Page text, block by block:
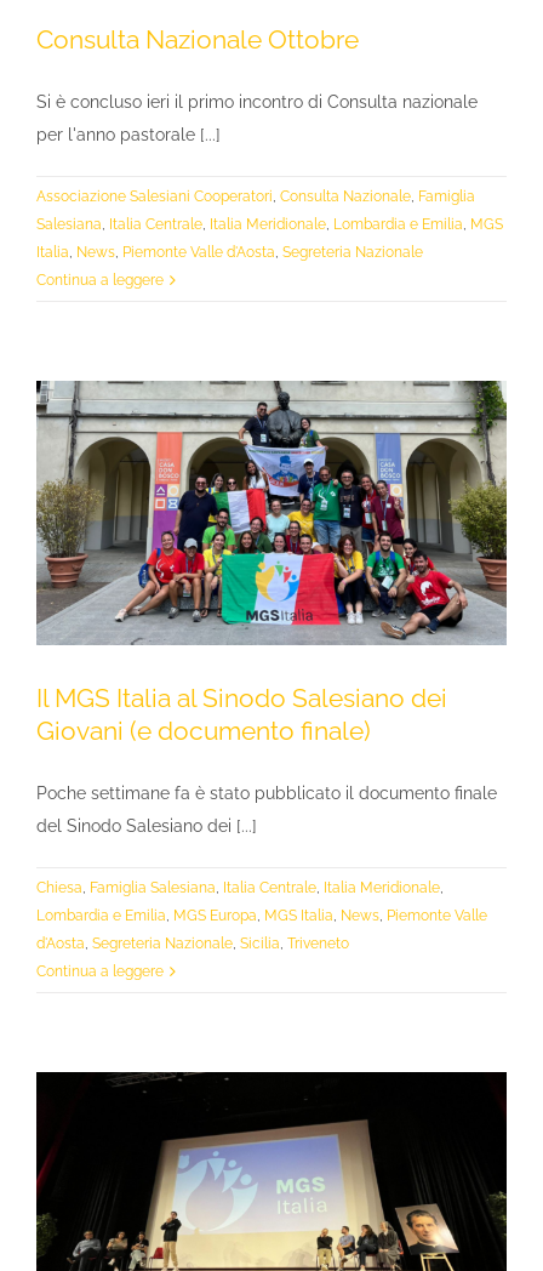
Consulta Nazionale Ottobre
Si è concluso ieri il primo incontro di Consulta nazionale
per l'anno pastorale [...]
Associazione Salesiani Cooperatori Consulta Nazionale Famiglia
Salesiana Italia Centrale Italia Meridionale Lombardia e Emilia MGS
Italia News Piemonte Valle d'Aosta Segreteria Nazionale
Continua a leggere
Il MGS Italia al Sinodo Salesiano dei
Giovani (e documento finale)
Poche settimane fa è stato pubblicato il documento finale
del Sinodo Salesiano dei [...]
Chiesa, Famiglia Salesiana, Italia Centrale, Italia Meridionale,
Lombardia e Emilia, MGS Europa, MGS Italia, News, Piemonte Valle
d'Aosta, Segreteria Nazionale, Sicilia, Triveneto
Continua a leggere